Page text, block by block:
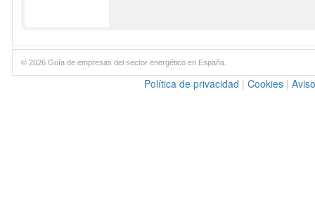
© 2026 Guía de empresas del sector energético en España.
Política de privacidad | Cookies |